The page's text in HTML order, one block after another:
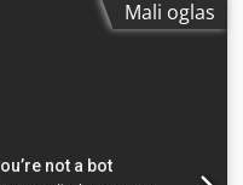
Mali oglas